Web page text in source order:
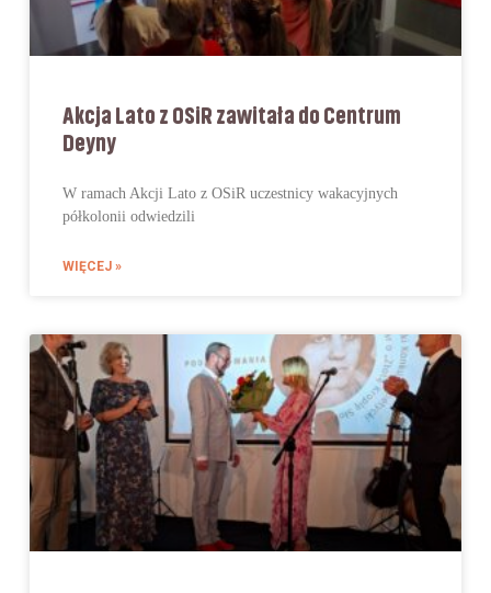
Akcja Lato z OSiR zawitała do Centrum
Deyny
W ramach Akcji Lato z OSiR uczestnicy wakacyjnych
półkolonii odwiedzili
WIĘCEJ »